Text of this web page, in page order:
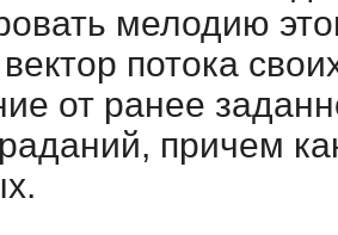
мелодию
потока
от ранее
причем